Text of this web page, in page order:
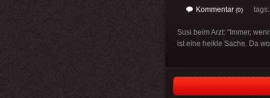
Kommentar (0)
Susi beim Arzt: "Immer,
ist eine heikle Sache. Da